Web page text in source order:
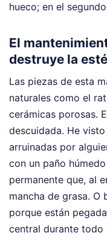
hueco; en el
El
destruye la
Las piezas de esta
naturales como el
cerámicas porosas.
descuidada. He
arruinadas por
con un paño
permanente que, al
mancha de grasa. O
porque están
central durante todo